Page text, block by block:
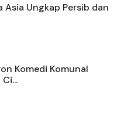
Asia Ungkap Persib dan
Komedi Komunal